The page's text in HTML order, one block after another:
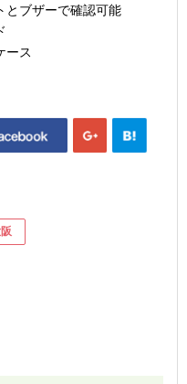
とブザーで確認可能
ース